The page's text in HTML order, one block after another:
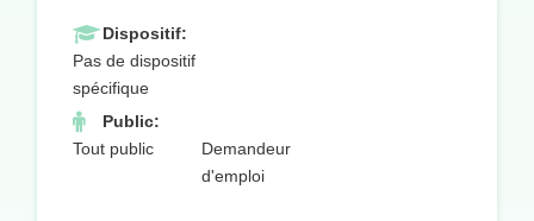
Dispositif:
Pas de dispositif
spécifique
Public:
Tout public
Demandeur
d'emploi